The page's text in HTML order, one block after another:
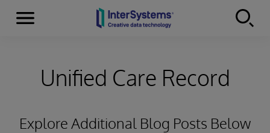
Skip to content
Menu
Unified Care Record
Explore Additional Blog Posts Below